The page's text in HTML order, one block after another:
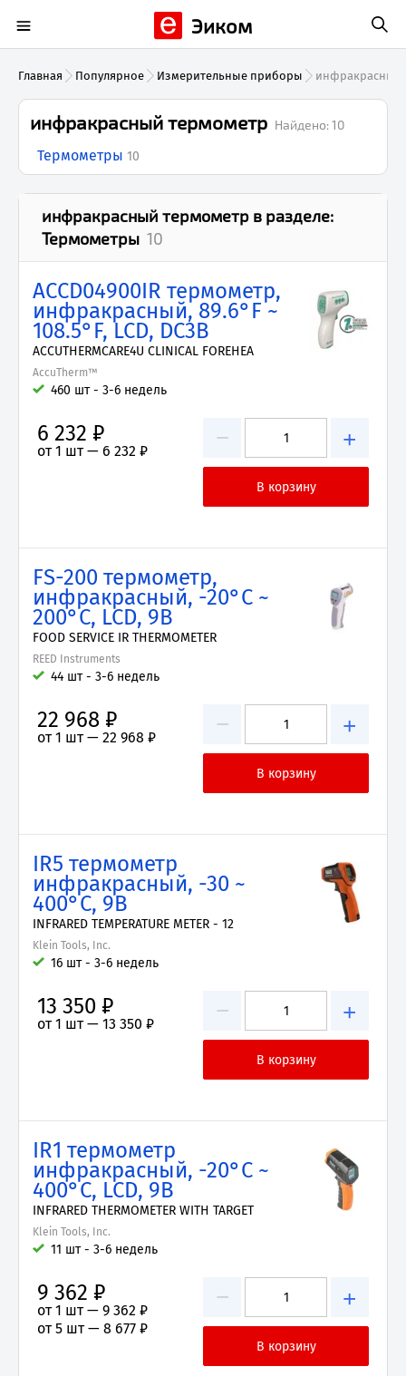
Эиком
Главная Популярное Измерительные приборы инфракрасный
инфракрасный термометр Найдено:10
Термометры 10
инфракрасный термометр в разделе:
Термометры 10
ACCD04900IR термометр,
инфракрасный, 89.6°F ~
108.5°F, LCD, DC3В
ACCUTHERMCARE4U CLINICAL FOREHEA
AccuTherm™
460 шт - 3-6 недель
− +
6 232 ₽
от 1 шт — 6 232 ₽
FS-200 термометр,
инфракрасный, -20°C ~
200°C, LCD, 9В
FOOD SERVICE IR THERMOMETER
REED Instruments
44 шт - 3-6 недель
− +
22 968 ₽
от 1 шт — 22 968 ₽
IR5 термометр
инфракрасный, -30 ~
400°C, 9В
INFRARED TEMPERATURE METER - 12
Klein Tools, Inc.
16 шт - 3-6 недель
− +
13 350 ₽
от 1 шт — 13 350 ₽
IR1 термометр
инфракрасный, -20°C ~
400°C, LCD, 9В
INFRARED THERMOMETER WITH TARGET
Klein Tools, Inc.
11 шт - 3-6 недель
− +
9 362 ₽
от 1 шт — 9 362 ₽
от 5 шт — 8 677 ₽